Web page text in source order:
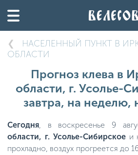
НАСЕЛЕННЫЙ ПУНКТ В
ОБЛАСТИ
Прогноз клева в
области, г. Усолье-
завтра, на неделю,
Сегодня, в воскресенье 9
области, г. Усолье-Сибирскоеи
прохладно, воздух прогреется до